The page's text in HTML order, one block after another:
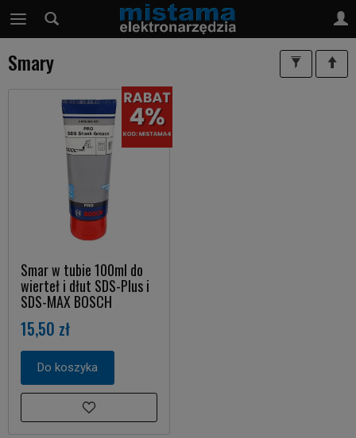
Smary
Smar w tubie 100ml do
wierteł i dłut SDS-Plus i
SDS-MAX BOSCH
15,50 zł
Do koszyka